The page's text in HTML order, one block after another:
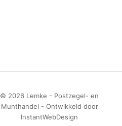
© 2026 Lemke - Postzegel- en
Munthandel - Ontwikkeld door
InstantWebDesign